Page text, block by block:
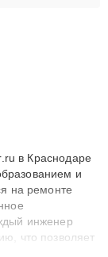
в Краснодаре
и
на ремонте
инженер
что позволяет